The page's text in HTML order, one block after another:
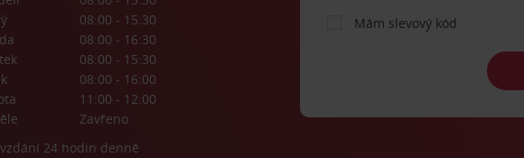
08:00 - 15:30
08:00 - 16:30
08:00 - 15:30
08:00 - 16:00
11:00 - 12:00
Zavřeno
24 hodin denně
Mám slevový kód